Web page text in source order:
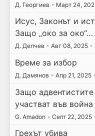
Д. Георгиев • Март 24,
Исус, Законът и
Защо „око за око“…
Д. Делчев • Авг 08, 2025 •
Време за избор
Д. Дамянов • Апр 21, 2025 •
Защо
участват във война
G. Amadon • Септ 22, 2025
Грехът убива